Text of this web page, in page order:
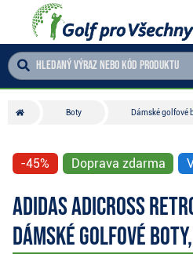
Boty Dámské golfové
-45% Doprava zdarma
Adidas Adicross
dámské golfové